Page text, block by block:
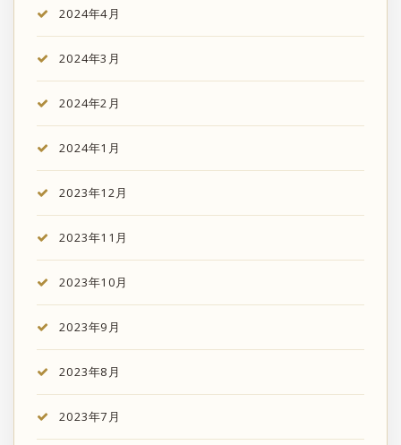
2024年4月
2024年3月
2024年2月
2024年1月
2023年12月
2023年11月
2023年10月
2023年9月
2023年8月
2023年7月